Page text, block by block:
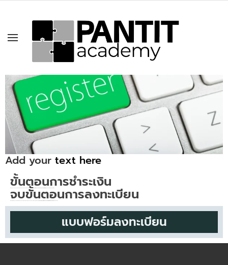
Add your text here
ขั้นตอนการชำระเงิน
จบขั้นตอนการลงทะเบียน
แบบฟอร์มลงทะเบียน